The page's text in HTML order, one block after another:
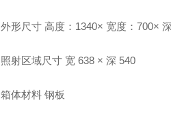
外形尺寸 高度：1340× 宽度：700×
照射区域尺寸 宽 638 × 深 540
箱体材料 钢板